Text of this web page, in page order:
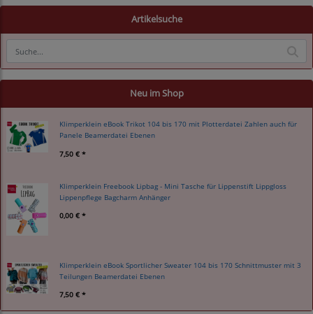
Artikelsuche
Neu im Shop
Klimperklein eBook Trikot 104 bis 170 mit Plotterdatei Zahlen auch für
Panele Beamerdatei Ebenen
7,50 € *
Klimperklein Freebook Lipbag - Mini Tasche für Lippenstift Lippgloss
Lippenpflege Bagcharm Anhänger
0,00 € *
Klimperklein eBook Sportlicher Sweater 104 bis 170 Schnittmuster mit 3
Teilungen Beamerdatei Ebenen
7,50 € *